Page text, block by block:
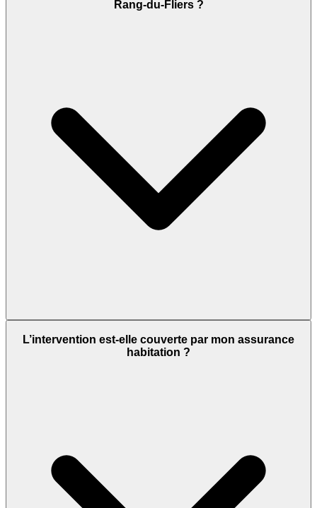
Rang-du-Fliers ?
L’intervention est-elle couverte par mon assurance
habitation ?